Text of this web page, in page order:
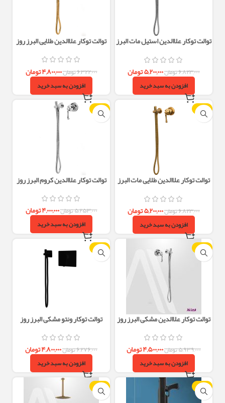
توالت توکار علاالدین استیل مات البرز
۶,۸۲۳,۰۰۰تومان۵,۲۰۰,۰۰۰تومان
افزودن به سبد خرید
توالت توکار علاالدین طلایی البرز روز
۶,۳۲۲,۰۰۰تومان۴,۸۰۰,۰۰۰تومان
افزودن به سبد خرید
-24%
توالت توکار علاالدین طلایی مات البرز
۶,۸۲۳,۰۰۰تومان۵,۲۰۰,۰۰۰تومان
افزودن به سبد خرید
-24%
توالت توکار علاالدین کروم البرز روز
۵,۲۵۳,۰۰۰تومان۴,۰۰۰,۰۰۰تومان
افزودن به سبد خرید
-24%
توالت توکار علاالدین مشکی البرز روز
۵,۹۳۹,۰۰۰تومان۴,۵۰۰,۰۰۰تومان
افزودن به سبد خرید
-24%
توالت توکار ونتو مشکی البرز روز
۶,۲۷۶,۰۰۰تومان۴,۸۰۰,۰۰۰تومان
افزودن به سبد خرید
-13%
-23%